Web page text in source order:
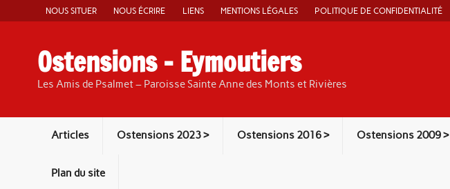
content
NOUS SITUER NOUS ÉCRIRE LIENS MENTIONS LÉGALES POLITIQUE DE CONFIDENTIALITÉ
Ostensions – Eymoutiers
Les Amis de Psalmet – Paroisse Sainte Anne des Monts et Rivières
Articles Ostensions 2023 > Ostensions 2016 > Ostensions 2009 >
Plan du site